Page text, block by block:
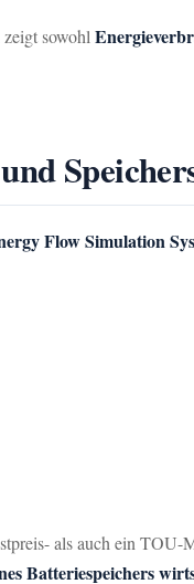
sowohl
Flow Simulation
als auch ein TOU-
Batteriespeichers